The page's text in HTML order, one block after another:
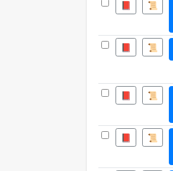
📕 📜
📕 📜
📕 📜
📕 📜